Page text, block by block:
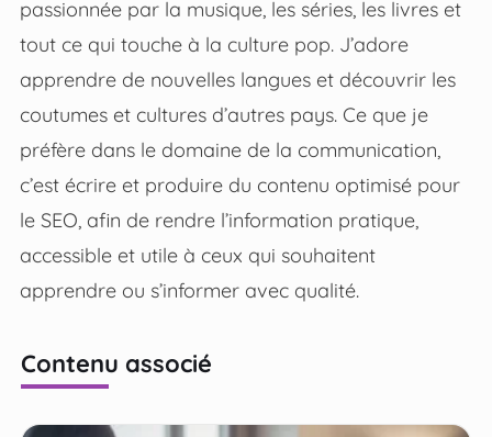
passionnée par la musique, les séries, les livres et
tout ce qui touche à la culture pop. J’adore
apprendre de nouvelles langues et découvrir les
coutumes et cultures d’autres pays. Ce que je
préfère dans le domaine de la communication,
c’est écrire et produire du contenu optimisé pour
le SEO, afin de rendre l’information pratique,
accessible et utile à ceux qui souhaitent
apprendre ou s’informer avec qualité.
Contenu associé